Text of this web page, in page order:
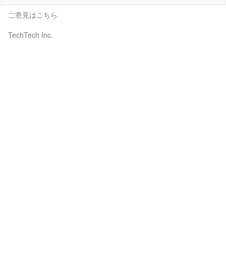
ご意見はこちら
TechTech Inc.